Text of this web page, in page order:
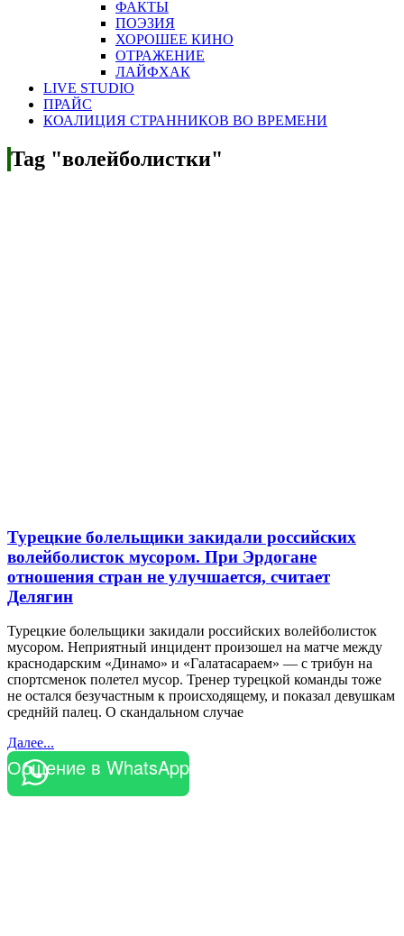
ФАКТЫ
ПОЭЗИЯ
ХОРОШЕЕ КИНО
ОТРАЖЕНИЕ
ЛАЙФХАК
LIVE STUDIO
ПРАЙС
КОАЛИЦИЯ СТРАННИКОВ ВО ВРЕМЕНИ
Tag "волейболистки"
Турецкие болельщики закидали российских
волейболисток мусором. При Эрдогане
отношения стран не улучшается, считает
Делягин
Турецкие болельщики закидали российских волейболисток
мусором. Неприятный инцидент произошел на матче между
краснодарским «Динамо» и «Галатасараем» — с трибун на
спортсменок полетел мусор. Тренер турецкой команды тоже
не остался безучастным к происходящему, и показал девушкам
среднйй палец. О скандальном случае
Далее...
Общение в WhatsApp